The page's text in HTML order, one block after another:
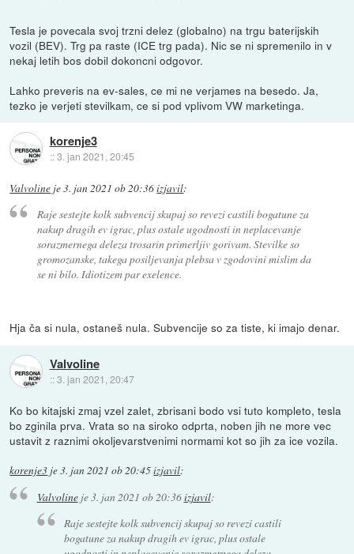
Tesla je povecala svoj trzni delez (globalno) na trgu baterijskih
vozil (BEV). Trg pa raste (ICE trg pada). Nic se ni spremenilo in v
nekaj letih bos dobil dokoncni odgovor.
Lahko preveris na ev-sales, ce mi ne verjames na besedo. Ja,
tezko je verjeti stevilkam, ce si pod vplivom VW marketinga.
korenje3
::3. jan 2021, 20:45
Valvoline je3. jan 2021 ob 20:36izjavil:
Raje sestejte kolk subvencij skupaj so revezi castili bogatune za
nakup dragih ev igrac, plus ostale ugodnosti in neplacevanje
sorazmernega deleza trosarin primerljiv gorivam. Stevilke so
gromozanske, takega posiljevanja plebsa v zgodovini mislim da
se ni bilo. Idiotizem par exelence.
Hja ča si nula, ostaneš nula. Subvencije so za tiste, ki imajo denar.
Valvoline
::3. jan 2021, 20:47
Ko bo kitajski zmaj vzel zalet, zbrisani bodo vsi tuto kompleto, tesla
bo zginila prva. Vrata so na siroko odprta, noben jih ne more vec
ustavit z raznimi okoljevarstvenimi normami kot so jih za ice vozila.
korenje3 je3. jan 2021 ob 20:45izjavil:
Valvolineje3. jan 2021 ob 20:36izjavil:
Raje sestejte kolk subvencij skupaj so revezi castili
bogatune za nakup dragih ev igrac, plus ostale